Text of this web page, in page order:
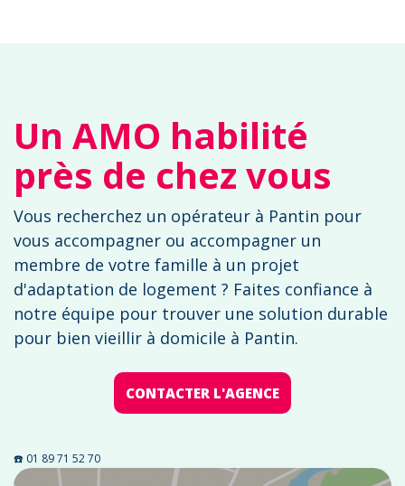
Un AMO habilité
près de chez vous
Vous recherchez un opérateur à Pantin pour
vous accompagner ou accompagner un
membre de votre famille à un projet
d'adaptation de logement ? Faites confiance à
notre équipe pour trouver une solution durable
pour bien vieillir à domicile à Pantin.
CONTACTER L'AGENCE
☎️ 01 89 71 52 70